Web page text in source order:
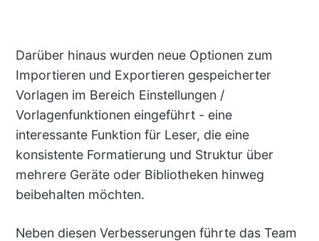
Darüber hinaus wurden neue Optionen zum
Importieren und Exportieren gespeicherter
Vorlagen im Bereich Einstellungen /
Vorlagenfunktionen eingeführt - eine
interessante Funktion für Leser, die eine
konsistente Formatierung und Struktur über
mehrere Geräte oder Bibliotheken hinweg
beibehalten möchten.
Neben diesen Verbesserungen führte das Team